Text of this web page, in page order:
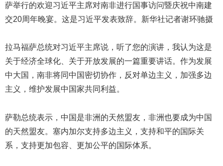
萨举行的欢迎习近平主席对南非进行国事访问暨庆祝中南建
交20周年晚宴。这是习近平发表致辞。新华社记者谢环驰摄
拉马福萨总统对习近平主席说，听了您的演讲，我认为这是
关于经济全球化、关于开放发展的一篇重要讲话。作为发展
中大国，南非将同中国密切协作，反对单边主义，加强多边
主义，维护发展中国家共同利益。
萨勒总统表示，中国是非洲的天然盟友，非洲也要成为中国
的天然盟友。塞内加尔支持多边主义，支持和平的国际关
系，支持更加包容、更加公平的国际体系。